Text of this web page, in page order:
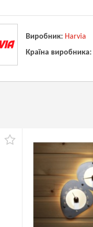
Виробник: Harvia
Країна виробника: